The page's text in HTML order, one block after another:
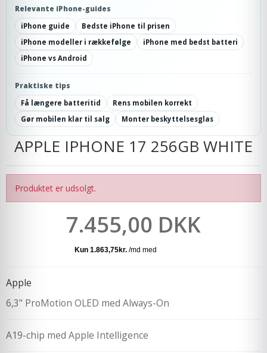
Relevante iPhone-guides
iPhone guide
Bedste iPhone til prisen
iPhone modeller i rækkefølge
iPhone med bedst batteri
iPhone vs Android
Praktiske tips
Få længere batteritid
Rens mobilen korrekt
Gør mobilen klar til salg
Monter beskyttelsesglas
APPLE IPHONE 17 256GB WHITE
Produktet er udsolgt.
7.455,00 DKK
Apple
6,3" ProMotion OLED med Always-On
A19-chip med Apple Intelligence